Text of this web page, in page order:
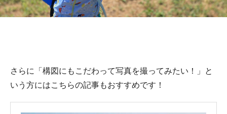
さらに「構図にもこだわって写真を撮ってみたい！」と
いう方にはこちらの記事もおすすめです！